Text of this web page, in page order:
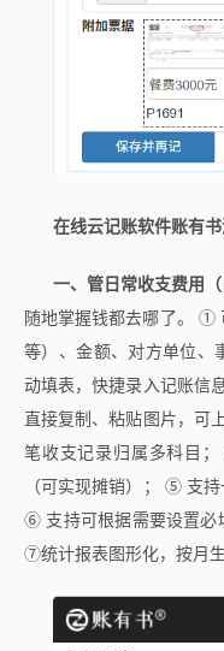
在线云记账软件账有书
一、管日常收支费用（
随地掌握钱都去哪了。 ①
等）、金额、对方单位、
动填表，快捷录入记账信
直接复制、粘贴图片，可
笔收支记录归属多科目
（可实现摊销）； ⑤ 支
⑥ 支持可根据需要设置必
⑦统计报表图形化，按月生